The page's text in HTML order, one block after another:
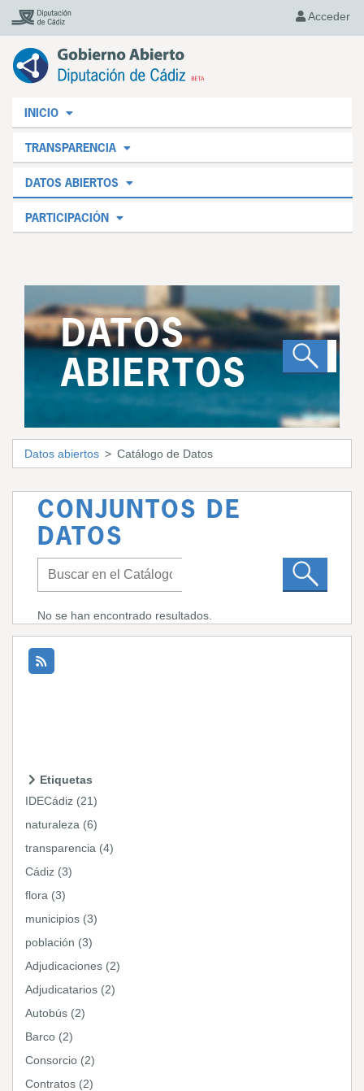
Acceder
INICIO
TRANSPARENCIA
DATOS ABIERTOS
PARTICIPACIÓN
DATOS
ABIERTOS
Datos abiertos Catálogo de Datos
CONJUNTOS DE
DATOS
No se han encontrado resultados.
Etiquetas
IDECádiz (21)
naturaleza (6)
transparencia (4)
Cádiz (3)
flora (3)
municipios (3)
población (3)
Adjudicaciones (2)
Adjudicatarios (2)
Autobús (2)
Barco (2)
Consorcio (2)
Contratos (2)